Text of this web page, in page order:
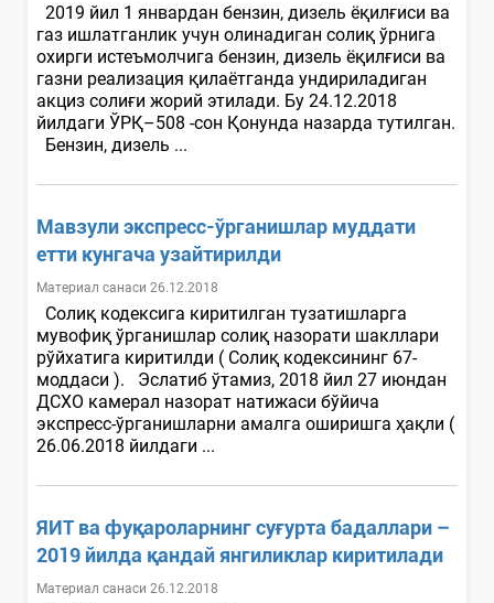
2019 йил 1 январдан бензин, дизель ёқилғиси ва
газ ишлатганлик учун олинадиган солиқ ўрнига
охирги истеъмолчига бензин, дизель ёқилғиси ва
газни реализация қилаётганда ундириладиган
акциз солиғи жорий этилади. Бу 24.12.2018
йилдаги ЎРҚ–508 -сон Қонунда назарда тутилган.
Бензин, дизель ...
Мавзули экспресс-ўрганишлар муддати
етти кунгача узайтирилди
Материал санаси 26.12.2018
Солиқ кодексига киритилган тузатишларга
мувофиқ ўрганишлар солиқ назорати шакллари
рўйхатига киритилди ( Солиқ кодексининг 67-
моддаси ). Эслатиб ўтамиз, 2018 йил 27 июндан
ДСХО камерал назорат натижаси бўйича
экспресс-ўрганишларни амалга оширишга ҳақли (
26.06.2018 йилдаги ...
ЯИТ ва фуқароларнинг суғурта бадаллари –
2019 йилда қандай янгиликлар киритилади
Материал санаси 26.12.2018